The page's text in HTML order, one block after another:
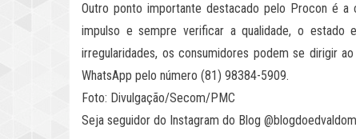
Outro ponto importante destacado pelo Procon é a
impulso e sempre verificar a qualidade, o estado
irregularidades, os consumidores podem se dirigir
WhatsApp pelo número (81) 98384-5909.
Foto: Divulgação/Secom/PMC
Seja seguidor do Instagram do Blog